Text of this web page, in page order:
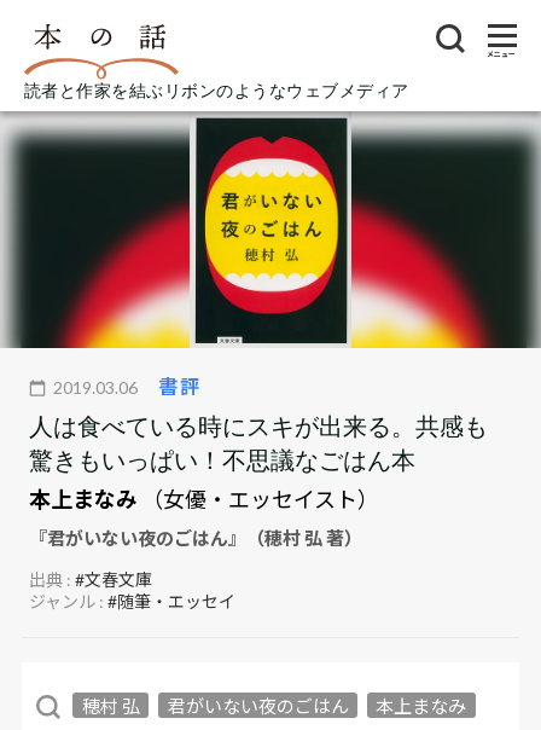
読者と作家を結ぶリボンのようなウェブメディア
メニュー
2019.03.06 書評
人は食べている時にスキが出来る。共感も
驚きもいっぱい！不思議なごはん本
本上まなみ
（女優・エッセイスト）
『君がいない夜のごはん』（穂村 弘 著）
出典 :#文春文庫
ジャンル :#随筆・エッセイ
穂村 弘 君がいない夜のごはん 本上まなみ